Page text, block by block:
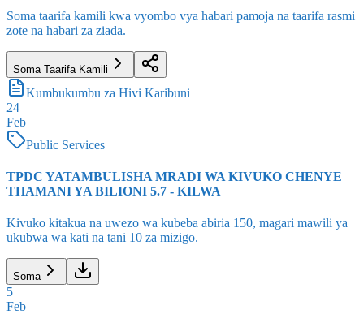
Soma taarifa kamili kwa vyombo vya habari pamoja na taarifa rasmi
zote na habari za ziada.
Kumbukumbu za Hivi Karibuni
24
Feb
Public Services
TPDC YATAMBULISHA MRADI WA KIVUKO CHENYE
THAMANI YA BILIONI 5.7 - KILWA
Kivuko kitakua na uwezo wa kubeba abiria 150, magari mawili ya
ukubwa wa kati na tani 10 za mizigo.
Soma
5
Feb